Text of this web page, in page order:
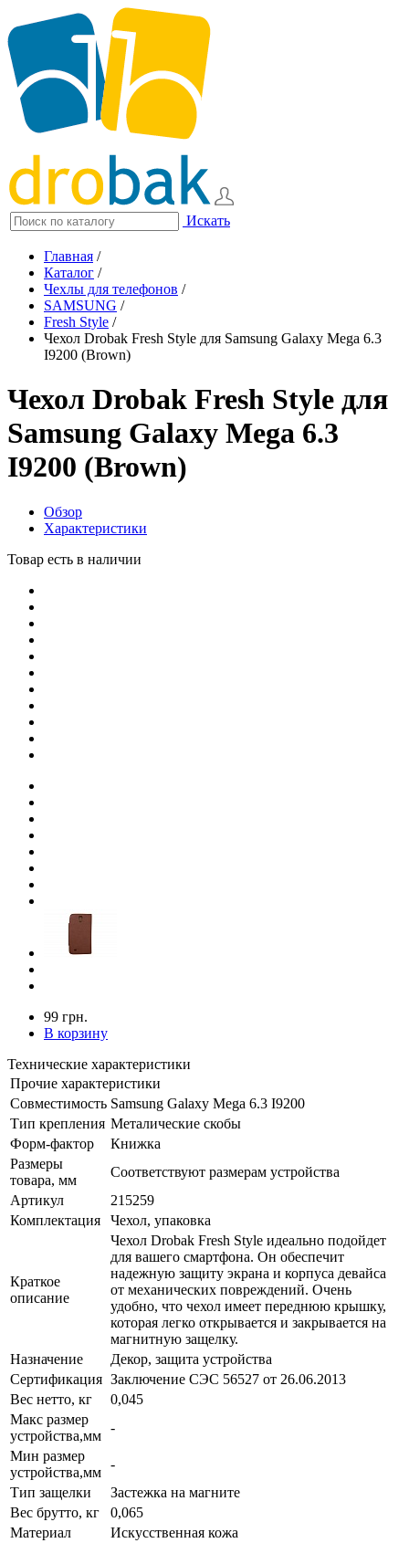
Искать
Главная /
Каталог /
Чехлы для телефонов /
SAMSUNG /
Fresh Style /
Чехол Drobak Fresh Style для Samsung Galaxy Mega 6.3
I9200 (Brown)
Чехол Drobak Fresh Style для
Samsung Galaxy Mega 6.3
I9200 (Brown)
Обзор
Характеристики
Товар есть в наличии
99 грн.
В корзину
Технические характеристики
Прочие характеристики
Совместимость Samsung Galaxy Mega 6.3 I9200
Тип крепления Металические скобы
Форм-фактор
Книжка
Размеры
товара, мм
Соответствуют размерам устройства
Артикул
215259
Комплектация
Чехол, упаковка
Краткое
описание
Чехол Drobak Fresh Style идеально подойдет
для вашего смартфона. Он обеспечит
надежную защиту экрана и корпуса девайса
от механических повреждений. Очень
удобно, что чехол имеет переднюю крышку,
которая легко открывается и закрывается на
магнитную защелку.
Назначение
Декор, защита устройства
Сертификация Заключение СЭС 56527 от 26.06.2013
Вес нетто, кг
0,045
Макс размер
устройства,мм
-
Мин размер
устройства,мм
-
Тип защелки
Застежка на магните
Вес брутто, кг
0,065
Материал
Искусственная кожа